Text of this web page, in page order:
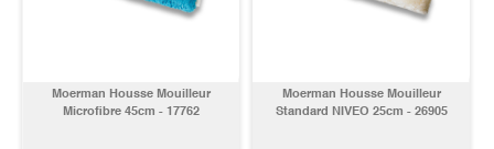
Moerman Housse Mouilleur
Microfibre 45cm - 17762
Moerman Housse Mouilleur
Standard NIVEO 25cm - 26905